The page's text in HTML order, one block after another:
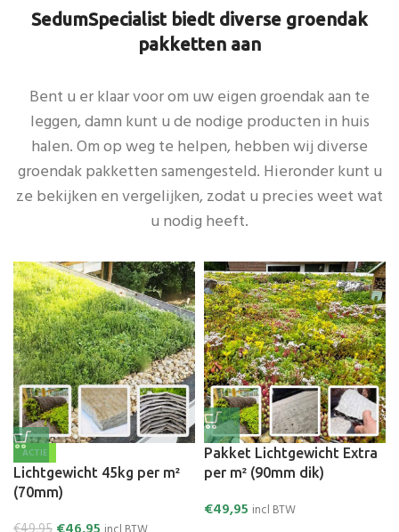
SedumSpecialist biedt diverse groendak
pakketten aan
Bent u er klaar voor om uw eigengroendak aan te
leggen, damn kunt u de nodige producten in huis
halen. Om op weg te helpen, hebben wij diverse
groendak pakketten samengesteld. Hieronder kunt u
ze bekijken en vergelijken, zodat u precies weet wat
u nodig heeft.
ACTIE
Lichtgewicht 45kg per m²
(70mm)
Pakket Lichtgewicht Extra
per m² (90mm dik)
€49,95 incl BTW